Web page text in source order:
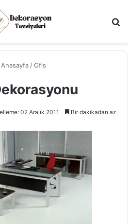
/ Ofis
02 Aralık 2011 Bir dakikadan az